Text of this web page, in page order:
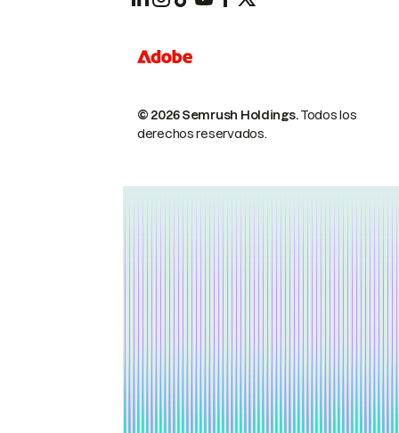
© 2026 Semrush Holdings.Todos los
derechos reservados.